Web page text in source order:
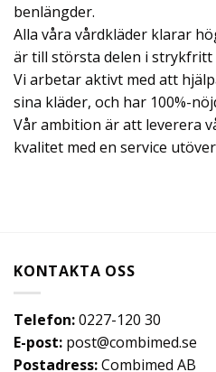
benlängder.
Alla våra vårdkläder klarar
är till största delen i strykfritt
Vi arbetar aktivt med att
sina kläder, och har 100%-
Vår ambition är att leverera
kvalitet med en service
KONTAKTA OSS
Telefon:0227-120 30
E-post: post@combimed.se
Postadress:Combimed AB